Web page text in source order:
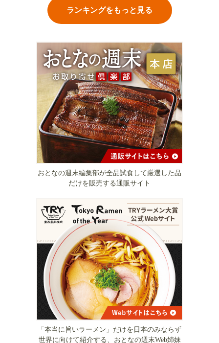
ランキングをもっと見る
おとなの週末編集部が全品試食して厳選した品
だけを販売する通販サイト
「本当に旨いラーメン」だけを日本のみならず
世界に向けて紹介する、おとなの週末Web姉妹